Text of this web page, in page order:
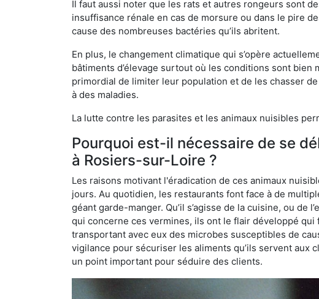
Il faut aussi noter que les rats et autres rongeurs sont
insuffisance rénale en cas de morsure ou dans le pire
cause des nombreuses bactéries qu’ils abritent.
En plus, le changement climatique qui s’opère
bâtiments d’élevage surtout où les conditions sont
primordial de limiter leur population et de les chasser
à des maladies.
La lutte contre les parasites et les animaux nuisibles
Pourquoi est-il nécessaire de se
à Rosiers-sur-Loire ?
Les raisons motivant l'éradication de ces animaux
jours. Au quotidien, les restaurants font face à de
géant garde-manger. Qu’il s’agisse de la cuisine, ou
qui concerne ces vermines, ils ont le flair développé
transportant avec eux des microbes susceptibles de
vigilance pour sécuriser les aliments qu’ils servent aux
un point important pour séduire des clients.